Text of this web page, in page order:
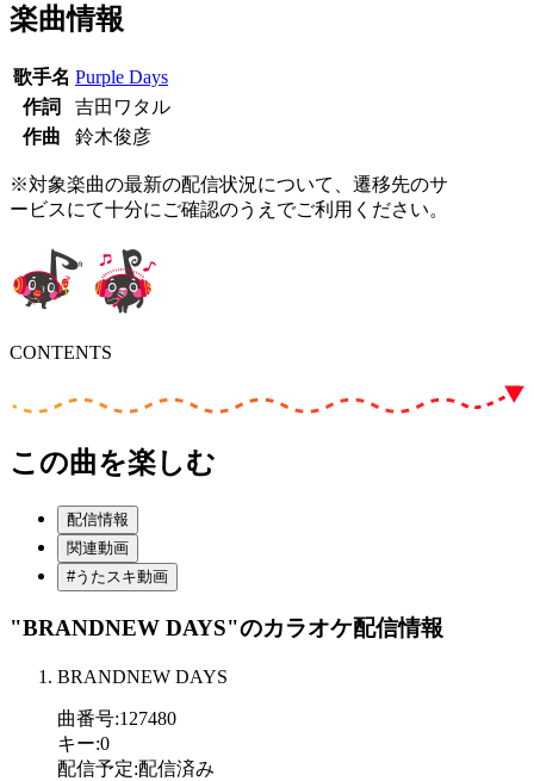
楽曲情報
歌手名 Purple Days
作詞
吉田ワタル
作曲
鈴木俊彦
※対象楽曲の最新の配信状況について、遷移先のサ
ービスにて十分にご確認のうえでご利用ください。
CONTENTS
この曲を楽しむ
配信情報
関連動画
#うたスキ動画
"BRANDNEW DAYS"のカラオケ配信情報
BRANDNEW DAYS
曲番号:127480
キー:0
配信予定:配信済み